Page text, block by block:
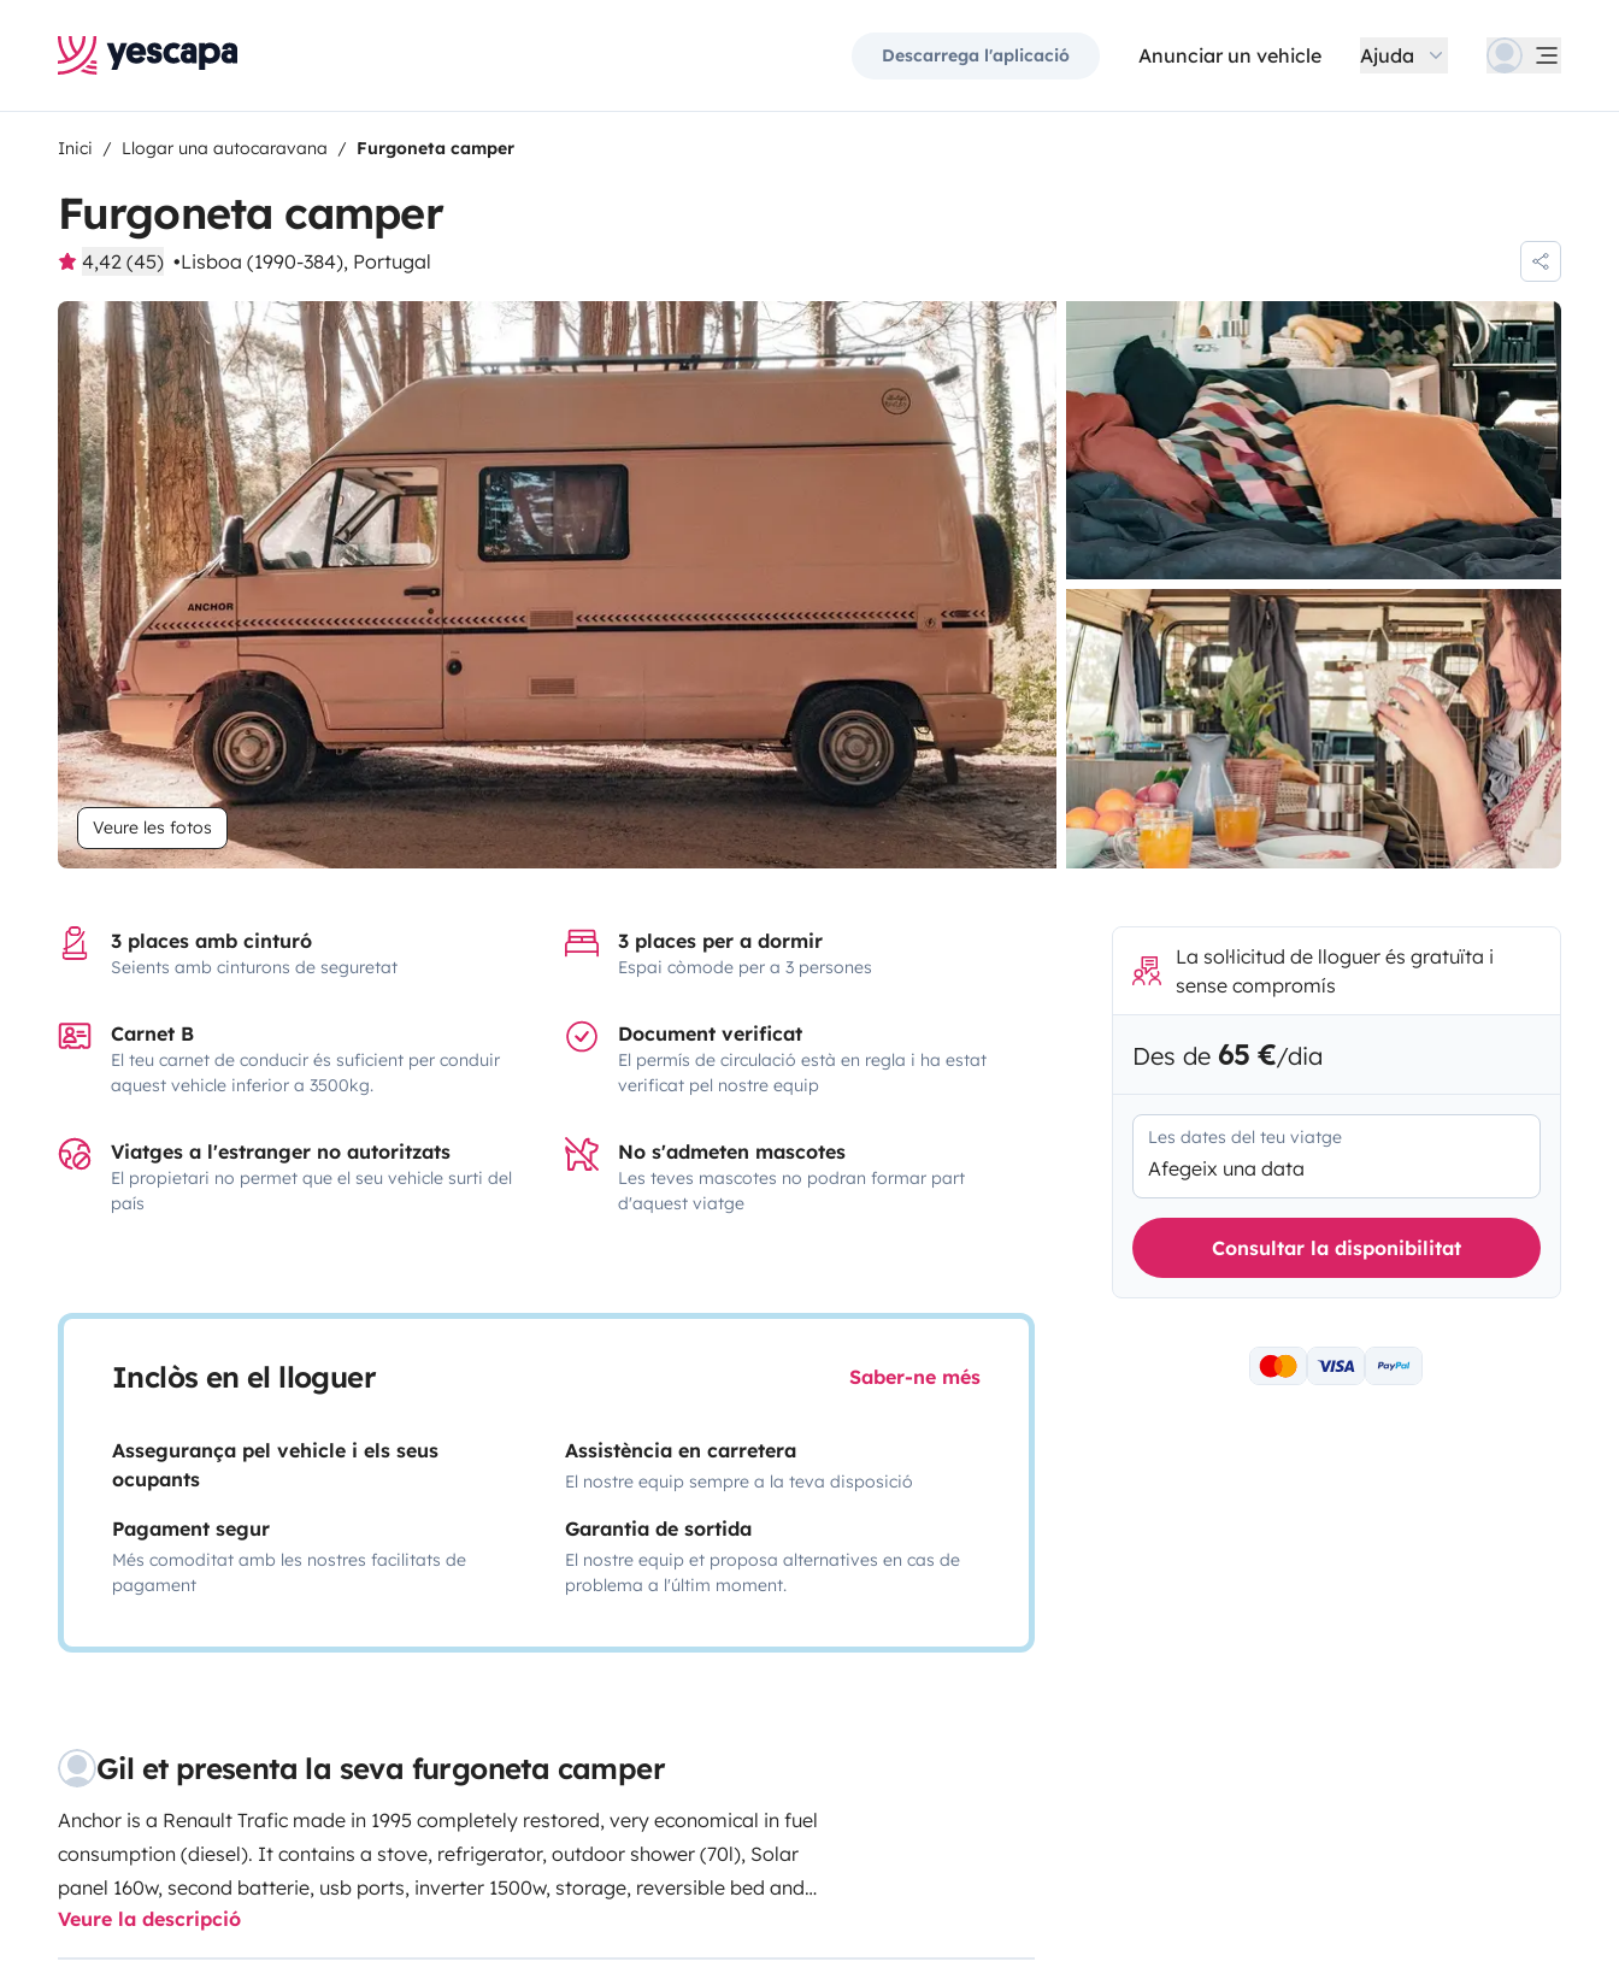
Descarrega l'aplicació Anunciar un vehicle Ajuda
Inici Llogar una autocaravana Furgoneta camper
Furgoneta camper
4,42 (45) Lisboa (1990-384), Portugal
Veure les fotos
3 places amb cinturó
Seients amb cinturons de seguretat
3 places per a dormir
Espai còmode per a 3 persones
Carnet B
El teu carnet de conducir és suficient per conduir
aquest vehicle inferior a 3500kg.
Document verificat
El permís de circulació està en regla i ha estat
verificat pel nostre equip
Viatges a l'estranger no autoritzats
El propietari no permet que el seu vehicle surti del
país
No s'admeten mascotes
Les teves mascotes no podran formar part
d'aquest viatge
Inclòs en el lloguer Saber-ne més
Assegurança pel vehicle i els seus
ocupants
Assistència en carretera
El nostre equip sempre a la teva disposició
Pagament segur
Més comoditat amb les nostres facilitats de
pagament
Garantia de sortida
El nostre equip et proposa alternatives en cas de
problema a l'últim moment.
Gil et presenta la seva furgoneta camper
Anchor is a Renault Trafic made in 1995 completely restored, very economical in fuel
consumption (diesel). It contains a stove, refrigerator, outdoor shower (70l), Solar
panel 160w, second batterie, usb ports, inverter 1500w, storage, reversible bed and
dining table.Cleaning fee is not including in the final price.
Veure la descripció
La sol·licitud de lloguer és gratuïta i
sense compromís
Des de 65 €/dia
Les dates del teu viatge
Afegeix una data
Consultar la disponibilitat